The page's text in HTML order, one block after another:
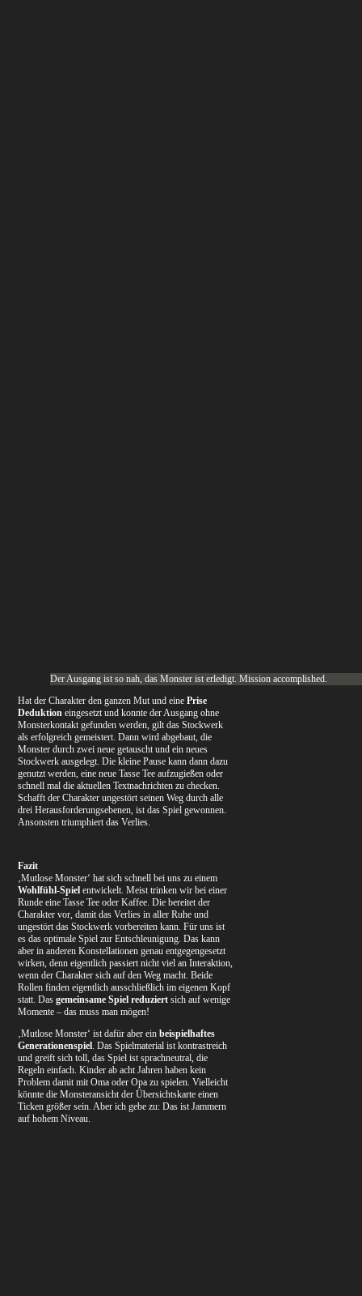
Der Ausgang ist so nah, das Monster ist erledigt. Mission accomplished.
Hat der Charakter den ganzen Mut und einePrise
Deduktion eingesetzt und konnte der Ausgang ohne
Monsterkontakt gefunden werden, gilt das Stockwerk
als erfolgreich gemeistert. Dann wird abgebaut, die
Monster durch zwei neue getauscht und ein neues
Stockwerk ausgelegt. Die kleine Pause kann dann dazu
genutzt werden, eine neue Tasse Tee aufzugießen oder
schnell mal die aktuellen Textnachrichten zu checken.
Schafft der Charakter ungestört seinen Weg durch alle
drei Herausforderungsebenen, ist das Spiel gewonnen.
Ansonsten triumphiert das Verlies.
Fazit
‚Mutlose Monster‘ hat sich schnell bei uns zu einem
Wohlfühl-Spiel entwickelt. Meist trinken wir bei einer
Runde eine Tasse Tee oder Kaffee. Die bereitet der
Charakter vor, damit das Verlies in aller Ruhe und
ungestört das Stockwerk vorbereiten kann. Für uns ist
es das optimale Spiel zur Entschleunigung. Das kann
aber in anderen Konstellationen genau entgegengesetzt
wirken, denn eigentlich passiert nicht viel an Interaktion,
wenn der Charakter sich auf den Weg macht. Beide
Rollen finden eigentlich ausschließlich im eigenen Kopf
statt. Dasgemeinsame Spiel reduziert sich auf wenige
Momente – das muss man mögen!
‚Mutlose Monster‘ ist dafür aber einbeispielhaftes
Generationenspiel. Das Spielmaterial ist kontrastreich
und greift sich toll, das Spiel ist sprachneutral, die
Regeln einfach. Kinder ab acht Jahren haben kein
Problem damit mit Oma oder Opa zu spielen. Vielleicht
könnte die Monsteransicht der Übersichtskarte einen
Ticken größer sein. Aber ich gebe zu: Das ist Jammern
auf hohem Niveau.